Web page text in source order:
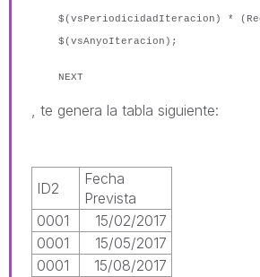
$(vsPeriodicidadIteracion) *
$(vsAnyoIteracion);
NEXT
, te genera la tabla siguiente:
ID2
Fecha
Prevista
0001
15/02/2017
0001
15/05/2017
0001
15/08/2017